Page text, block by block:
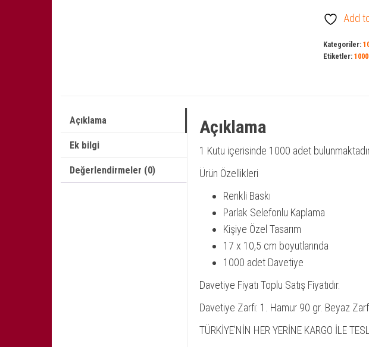
-
Davetiyesi
Add
Kategoriler:
Etiketler:
Açıklama
Ek bilgi
Değerlendirmeler (0)
Açıklama
1 Kutu içerisinde 1000 adet
Ürün Özellikleri
Renkli Baskı
Parlak Selefonlu Kaplama
Kişiye Özel Tasarım
17 x 10,5 cm boyutlarında
1000 adet Davetiye
Davetiye Fiyatı Toplu Satış Fiyatıdır.
Davetiye Zarfı: 1. Hamur 90 gr. Beyaz
TÜRKİYE’NİN HER YERİNE KARGO İLE